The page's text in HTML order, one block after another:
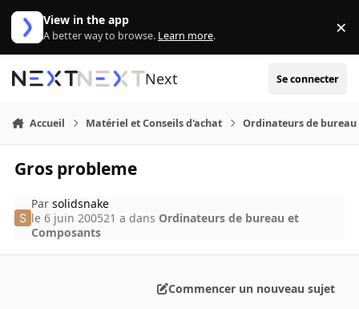
Aller au contenu
View in the app
A better way to browse. Learn more. ×
Next Se connecter
Accueil Matériel et Conseils d'achat Ordinateurs de bureau
Gros probleme
Parsolidsnake
le 6 juin 200521 a dans Ordinateurs de bureau et
Composants
Commencer un nouveau sujet